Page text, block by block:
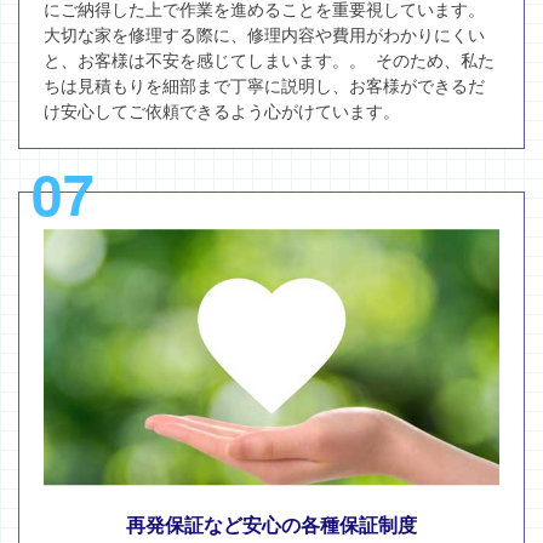
にご納得した上で作業を進めることを重要視しています。
大切な家を修理する際に、修理内容や費用がわかりにくい
と、お客様は不安を感じてしまいます。。 そのため、私た
ちは見積もりを細部まで丁寧に説明し、お客様ができるだ
け安心してご依頼できるよう心がけています。
07
再発保証など安心の各種保証制度